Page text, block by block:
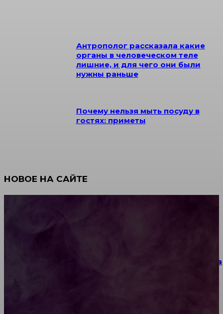
Антрополог рассказала какие
органы в человеческом теле
лишние, и для чего они были
нужны раньше
Почему нельзя мыть посуду в
гостях: приметы
НОВОЕ НА САЙТЕ
Как выбрать место для проведения корпоратива